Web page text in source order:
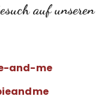
auf unseren
and-me